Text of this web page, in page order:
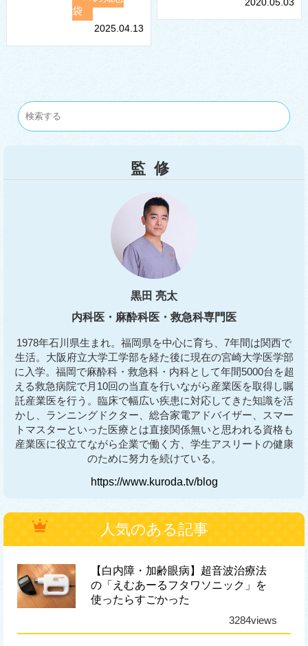
袋
2025.04.13
監修
黒田 亮太
内科医・麻酔科医・救急科専門医
1978年石川県生まれ。福岡県を中心に育ち、7年間は関西で
生活。大阪府立大学工学部を経た後に現在の宮崎大学医学部
に入学。福岡で麻酔科・救急科・内科として年間5000台を超
える救急病院で月10回の当直を行いながら産業医を取得し嘱
託産業医を行う。臨床で幅広い疾患に対応してきた知識を活
かし、ランニングドクター、総合家電アドバイザー、スマー
トマスターといった医療とは直接関係無いと思われる資格も
産業医に役立てながら企業で働く方、学生アスリートの健康
のために努力を続けている。
https://www.kuroda.tv/blog
人気のある記事
【白内障・加齢眼病】超音波治療法
の「えむあーるフタワソニック」を
使ったらすごかった
3284views